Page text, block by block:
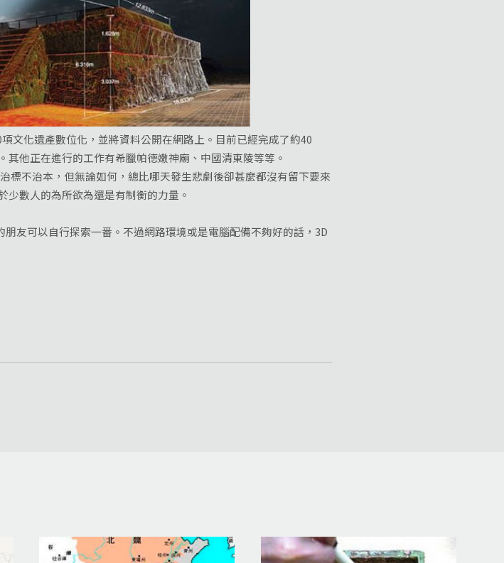
化遺產數位化，並將資料公開在網路上。目前已經完成了約40
他正在進行的工作有希臘帕德嫩神廟、中國清東陵等等。
不治本，但無論如何，總比哪天發生悲劇後卻甚麼都沒有留下要來
數人的為所欲為還是有制衡的力量。
可以自行探索一番。不過網路環境或是電腦配備不夠好的話，3D